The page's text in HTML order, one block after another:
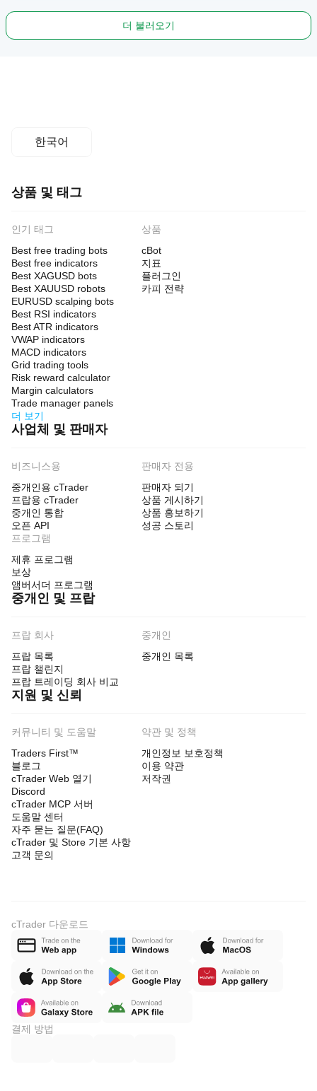
더 불러오기
한국어
상품 및 태그
인기 태그
Best free trading bots
Best free indicators
Best XAGUSD bots
Best XAUUSD robots
EURUSD scalping bots
Best RSI indicators
Best ATR indicators
VWAP indicators
MACD indicators
Grid trading tools
Risk reward calculator
Margin calculators
Trade manager panels
더 보기
상품
cBot
지표
플러그인
카피 전략
사업체 및 판매자
비즈니스용
중개인용 cTrader
프랍용 cTrader
중개인 통합
오픈 API
판매자 전용
판매자 되기
상품 게시하기
상품 홍보하기
성공 스토리
프로그램
제휴 프로그램
보상
앰버서더 프로그램
중개인 및 프랍
프랍 회사
프랍 목록
프랍 챌린지
프랍 트레이딩 회사 비교
중개인
중개인 목록
지원 및 신뢰
커뮤니티 및 도움말
Traders First™
블로그
cTrader Web 열기
Discord
cTrader MCP 서버
도움말 센터
자주 묻는 질문(FAQ)
cTrader 및 Store 기본 사항
고객 문의
약관 및 정책
개인정보 보호정책
이용 약관
저작권
cTrader 다운로드
결제 방법